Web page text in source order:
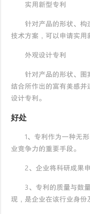
实用新型专利
针对产品的形状、构
技术方案，可以申请实用
外观设计专利
针对产品的形状、图
结合所作出的富有美感
设计专利。
好处
1、专利作为一种无形
业竞争力的重要手段。
2、企业将科研成果申
3、专利的质量与数量
现，是企业在该行业身份